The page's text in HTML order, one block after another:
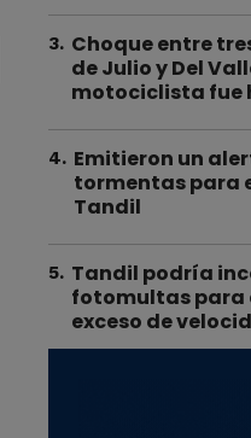
3. Choque entre
de Julio y Del
motociclista fue
4. Emitieron un
tormentas para
Tandil
5. Tandil podría
fotomultas para
exceso de